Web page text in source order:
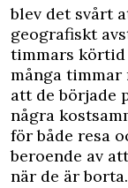
blev det svårt
geografiskt
timmars körtid
många timmar
att de började
några
för både resa
beroende av
när de är borta.